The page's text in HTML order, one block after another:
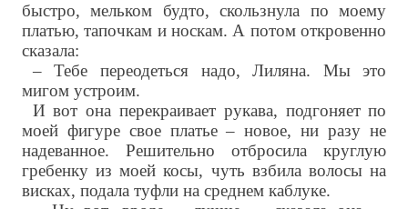
быстро, мельком будто, скользнула по моему
платью, тапочкам и носкам. А потом откровенно
сказала:
– Тебе переодеться надо, Лиляна. Мы это
мигом устроим.
И вот она перекраивает рукава, подгоняет по
моей фигуре свое платье – новое, ни разу не
надеванное. Решительно отбросила круглую
гребенку из моей косы, чуть взбила волосы на
висках, подала туфли на среднем каблуке.